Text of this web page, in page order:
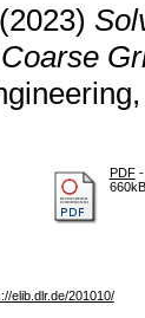
PDF-
660kB
elib.dlr.de/201010/